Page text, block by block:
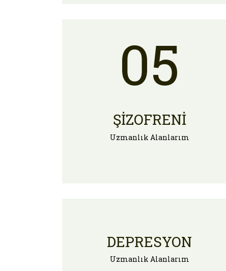
05
ŞIZOFRENI
Uzmanlık Alanlarım
DEPRESYON
Uzmanlık Alanlarım